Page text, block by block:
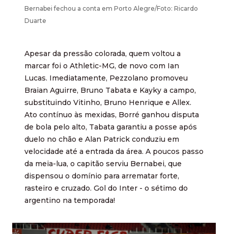
Bernabei fechou a conta em Porto Alegre/Foto: Ricardo
Duarte
Apesar da pressão colorada, quem voltou a
marcar foi o Athletic-MG, de novo com Ian
Lucas. Imediatamente, Pezzolano promoveu
Braian Aguirre, Bruno Tabata e Kayky a campo,
substituindo Vitinho, Bruno Henrique e Allex.
Ato contínuo às mexidas, Borré ganhou disputa
de bola pelo alto, Tabata garantiu a posse após
duelo no chão e Alan Patrick conduziu em
velocidade até a entrada da área. A poucos passo
da meia-lua, o capitão serviu Bernabei, que
dispensou o domínio para arrematar forte,
rasteiro e cruzado. Gol do Inter - o sétimo do
argentino na temporada!